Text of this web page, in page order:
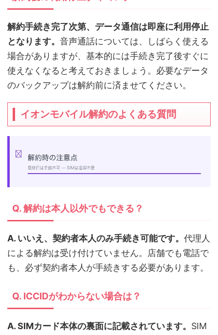
解約手続き完了次第、データ通信は即座に利用停止
となります。 音声通話については、しばらく使える
場合がありますが、基本的には手続き完了後すぐに
使えなくなると考えておきましょう。必要なデータ
のバックアップは解約前に済ませてください。
イオンモバイル解約のよくある質問
Q. 解約は本人以外でもできる？
A. いいえ、契約者本人のみ手続き可能です。 代理人
による解約は受け付けていません。店舗でも電話で
も、必ず契約者本人が手続きする必要があります。
Q. ICCIDがわからない場合は？
A. SIMカード本体の裏面に記載されています。 SIM